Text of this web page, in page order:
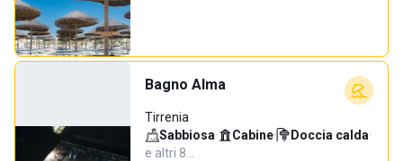
Bagno Alma
Tirrenia
Sabbiosa· Cabine· Doccia calda·
e altri 8…